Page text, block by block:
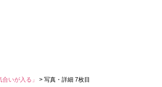
いが入る」 > 写真・詳細 7枚目